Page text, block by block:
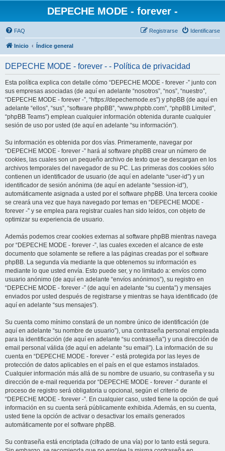
DEPECHE MODE - forever -
FAQ Identificarse
Registrarse
Inicio Índice general
DEPECHE MODE - forever - - Política de privacidad
Esta política explica con detalle cómo “DEPECHE MODE - forever -” junto con
sus empresas asociadas (de aquí en adelante “nosotros”, “nos”, “nuestro”,
“DEPECHE MODE - forever -”, “https://depechemode.es”) y phpBB (de aquí en
adelante “ellos”, “sus”, “software phpBB”, “www.phpbb.com”, “phpBB Limited”,
“phpBB Teams”) emplean cualquier información obtenida durante cualquier
sesión de uso por usted (de aquí en adelante “su información”).
Su información es obtenida por dos vías. Primeramente, navegar por
“DEPECHE MODE - forever -” hará al software phpBB crear un número de
cookies, las cuales son un pequeño archivo de texto que se descargan en los
archivos temporales del navegador de su PC. Las primeras dos cookies sólo
contienen un identificador de usuario (de aquí en adelante “user-id”) y un
identificador de sesión anónima (de aquí en adelante “session-id”),
automáticamente asignada a usted por el software phpBB. Una tercera cookie
se creará una vez que haya navegado por temas en “DEPECHE MODE -
forever -” y se emplea para registrar cuales han sido leídos, con objeto de
optimizar su experiencia de usuario.
Además podemos crear cookies externas al software phpBB mientras navega
por “DEPECHE MODE - forever -”, las cuales exceden el alcance de este
documento que solamente se refiere a las páginas creadas por el software
phpBB. La segunda vía mediante la que obtenemos su información es
mediante lo que usted envía. Esto puede ser, y no limitado a: envíos como
usuario anónimo (de aquí en adelante “envíos anónimos”), su registro en
“DEPECHE MODE - forever -” (de aquí en adelante “su cuenta”) y mensajes
enviados por usted después de registrarse y mientras se haya identificado (de
aquí en adelante “sus mensajes”).
Su cuenta como mínimo constará de un nombre único de identificación (de
aquí en adelante “su nombre de usuario”), una contraseña personal empleada
para la identificación (de aquí en adelante “su contraseña”) y una dirección de
email personal válida (de aquí en adelante “su email”). La información de su
cuenta en “DEPECHE MODE - forever -” está protegida por las leyes de
protección de datos aplicables en el país en el que estamos instalados.
Cualquier información más allá de su nombre de usuario, su contraseña y su
dirección de e-mail requerida por “DEPECHE MODE - forever -” durante el
proceso de registro será obligatoria u opcional, según el criterio de
“DEPECHE MODE - forever -”. En cualquier caso, usted tiene la opción de qué
información en su cuenta será públicamente exhibida. Además, en su cuenta,
usted tiene la opción de activar o desactivar los emails generados
automáticamente por el software phpBB.
Su contraseña está encriptada (cifrado de una vía) por lo tanto está segura.